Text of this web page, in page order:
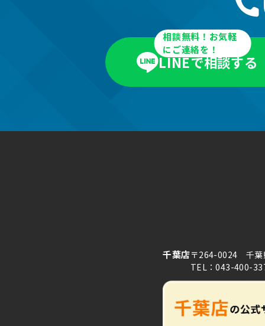
相談無料！お気軽
にご連絡を！
LINEで相談する
千葉店〒264-0024 千葉
TEL：043-400-